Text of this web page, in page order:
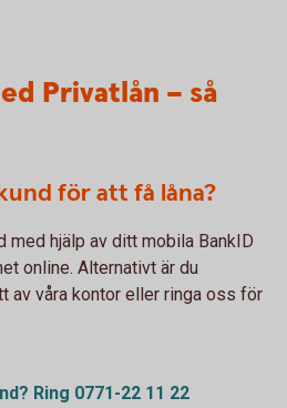
Privatlån – så
för att få låna?
med hjälp av ditt mobila BankID
online. Alternativt är du
av våra kontor eller ringa oss för
Ring 0771-22 11 22